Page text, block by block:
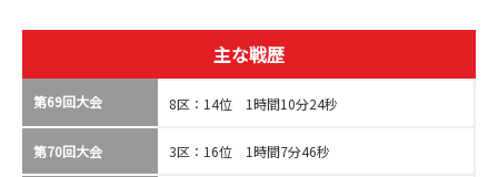
主な戦歴
第69回大会 8区：14位 1時間10分24秒
第70回大会 3区：16位 1時間7分46秒